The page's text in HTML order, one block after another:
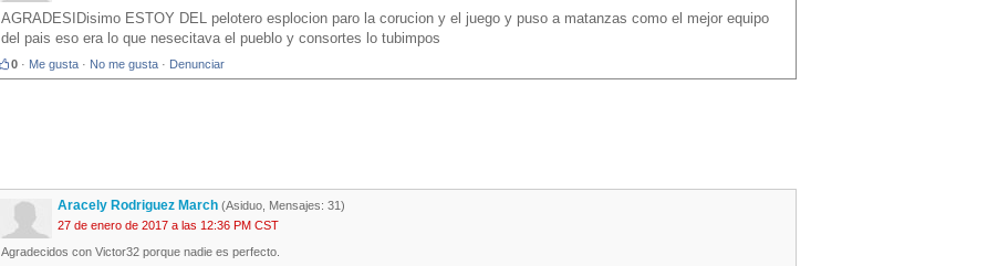
AGRADESIDisimo ESTOY DEL pelotero esplocion paro la corucion y el juego y puso a matanzas como el mejor equipo
del pais eso era lo que nesecitava el pueblo y consortes lo tubimpos
0 · Me gusta · No me gusta · Denunciar
Aracely Rodriguez March (Asiduo, Mensajes: 31)
27 de enero de 2017 a las 12:36 PM CST
Agradecidos con Victor32 porque nadie es perfecto.